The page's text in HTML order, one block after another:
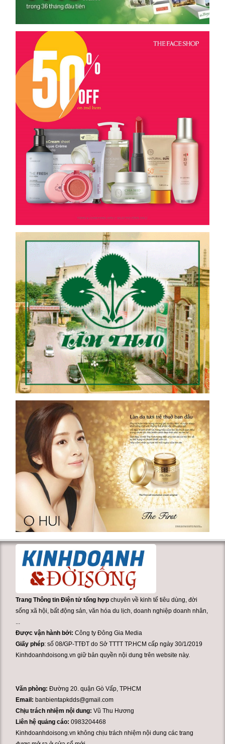
Trang Thông tin Điện tử tổng hợp chuyên về kinh tế tiêu dùng, đời
sống xã hội, bất động sản, văn hóa du lịch, doanh nghiệp doanh nhân,
Được vận hành bởi:Công ty Đông Gia Media
Giấy phép: số 08/GP-TTĐT do Sở TTTT TP.HCM cấp ngày 30/1/2019
Kinhdoanhdoisong.vn giữ bản quyền nội dung trên website này.
Văn phòng:Đường 20. quận Gò Vấp, TPHCM
Email: banbientapkdds@gmail.com
Chịu trách nhiệm nội dung: Vũ Thu Hương
Liên hệ quảng cáo:0983204468
Kinhdoanhdoisong.vn không chịu trách nhiệm nội dung các trang